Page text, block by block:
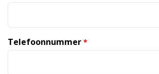
Telefoonnummer *